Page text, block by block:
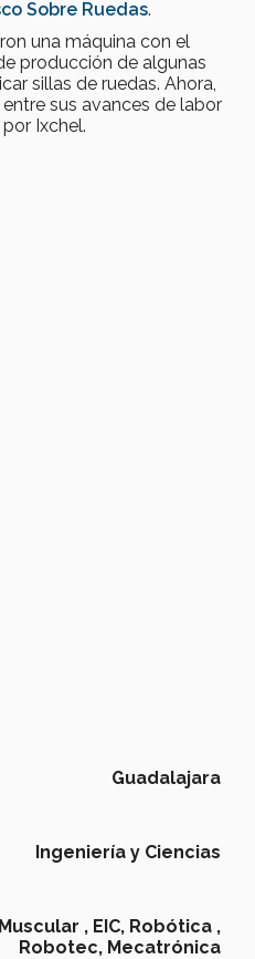
Sobre Ruedas.
una máquina con el
producción de algunas
sillas de ruedas. Ahora,
sus avances de labor
Ixchel.
Guadalajara
Ingeniería y Ciencias
, EIC, Robótica ,
Robotec, Mecatrónica